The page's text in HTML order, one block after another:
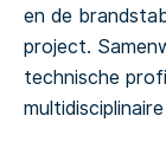
en de
project.
technische